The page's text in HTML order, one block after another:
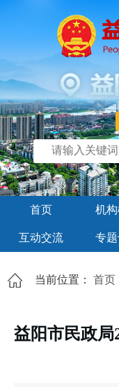
首页 机
互动交流 专
当前位置： 首页
益阳市民政局